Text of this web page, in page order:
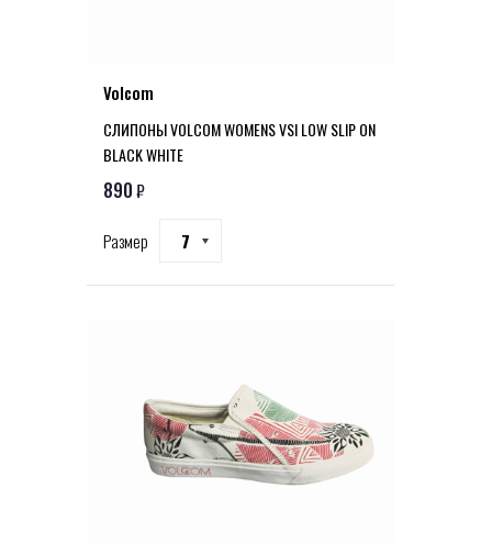
Volcom
СЛИПОНЫ VOLCOM WOMENS VSI LOW SLIP ON
BLACK WHITE
890₽
Размер 7